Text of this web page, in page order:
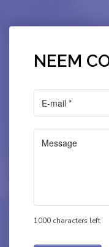
NEEM
1000 characters left